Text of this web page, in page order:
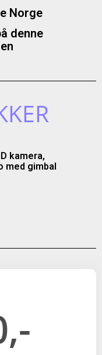
Norge
denne
kamera,
med gimbal